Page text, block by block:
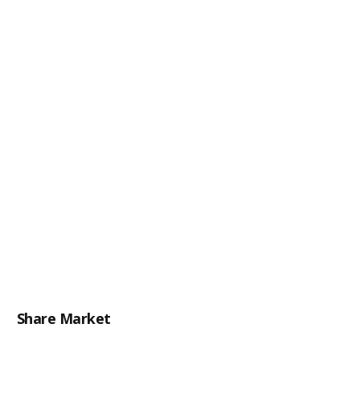
Share Market